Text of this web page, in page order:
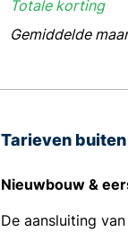
Totale korting
Gemiddelde
Tarieven buiten
Nieuwbouw &
De aansluiting